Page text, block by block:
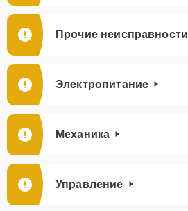
Прочие неисправности
Электропитание
Механика
Управление